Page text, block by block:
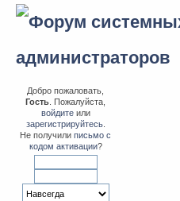
Добро пожаловать,
Гость . Пожалуйста,
войдитеили
зарегистрируйтесь.
Не получилиписьмо с
кодом активации?